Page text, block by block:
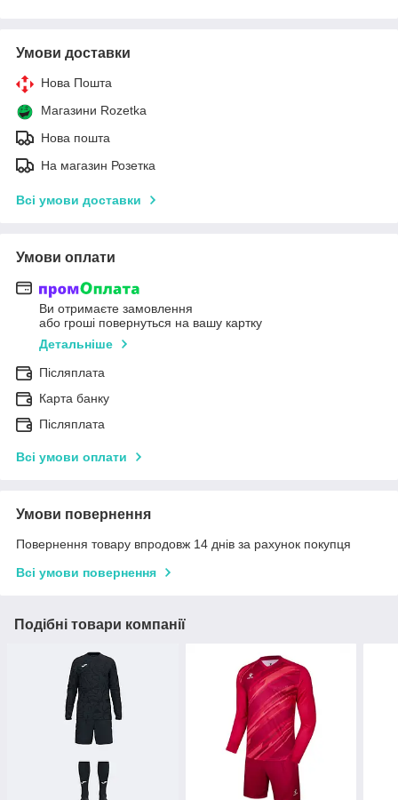
Умови доставки
Нова Пошта
Магазини Rozetka
Нова пошта
На магазин Розетка
Всі умови доставки
Умови оплати
Ви отримаєте замовлення
або гроші повернуться на вашу картку
Детальніше
Післяплата
Карта банку
Післяплата
Всі умови оплати
Умови повернення
Повернення товару впродовж 14 днів за рахунок покупця
Всі умови повернення
Подібні товари компанії